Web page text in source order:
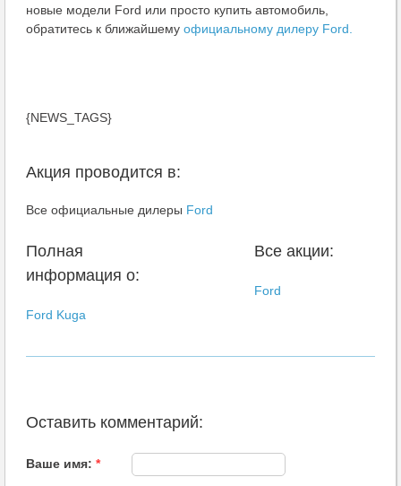
новые модели Ford или просто купить автомобиль,
обратитесь к ближайшему официальному дилеру Ford.
{NEWS_TAGS}
Акция проводится в:
Все официальные дилеры Ford
Полная
информация о:
Ford Kuga
Все акции:
Ford
Оставить комментарий:
Ваше имя: *